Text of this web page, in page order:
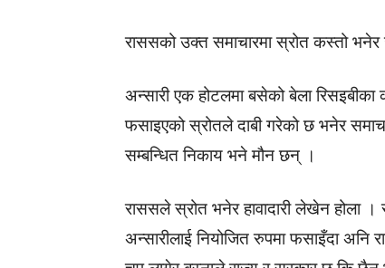
राससको उक्त समाचारमा स्रोत कस्तो
अन्सारी एक होटलमा बसेको बेला
फसाइएको स्रोतले दाबी गरेको छ भनेर
सम्बन्धित निकाय भने मौन छन् ।
राससले स्रोत भनेर हावादारी लेखेन होला ।
अन्सारीलाई नियोजित रुपमा फसाइँदा अनि